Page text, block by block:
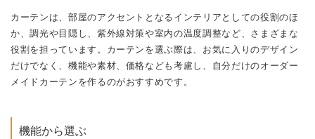
カーテンは、部屋のアクセントとなるインテリアとしての役割のほ
か、調光や目隠し、紫外線対策や室内の温度調整など、さまざまな
役割を担っています。カーテンを選ぶ際は、お気に入りのデザイン
だけでなく、機能や素材、価格なども考慮し、自分だけのオーダー
メイドカーテンを作るのがおすすめです。
機能から選ぶ